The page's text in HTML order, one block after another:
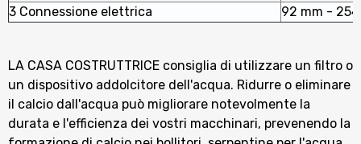
3 Connessione elettrica
92 mm -
LA CASA COSTRUTTRICE consiglia di utilizzare un filtro o
un dispositivo addolcitore dell'acqua. Ridurre o eliminare
il calcio dall'acqua può migliorare notevolmente la
durata e l'efficienza dei vostri macchinari, prevenendo la